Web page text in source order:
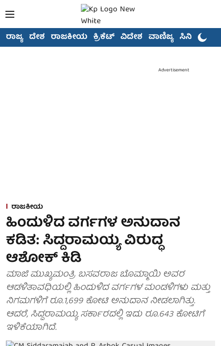
ರಾಜ್ಯ ದೇಶ ರಾಜಕೀಯ ಕ್ರಿಕೆಟ್ ವಿದೇಶ ವಾಣಿಜ್ಯ ಸಿನಿಮಾ
Advertisement
ರಾಜಕೀಯ
ಹಿಂದುಳಿದ ವರ್ಗಗಳ ಅನುದಾನ
ಕಡಿತ: ಸಿದ್ದರಾಮಯ್ಯ ವಿರುದ್ಧ
ಆಶೋಕ್ ಕಿಡಿ
ಮಾಜಿ ಮುಖ್ಯಮಂತ್ರಿ ಬಸವರಾಜ ಬೊಮ್ಮಾಯಿ ಅವರ
ಆಡಳಿತಾವಧಿಯಲ್ಲಿ ಹಿಂದುಳಿದ ವರ್ಗಗಳ ಮಂಡಳಿಗಳು ಮತ್ತು
ನಿಗಮಗಳಿಗೆ ರೂ.1,699 ಕೋಟಿ ಅನುದಾನ ನೀಡಲಾಗಿತ್ತು.
ಆದರೆ, ಸಿದ್ದರಾಮಯ್ಯ ಸರ್ಕಾರದಲ್ಲಿ ಇದು ರೂ.643 ಕೋಟಿಗೆ
ಇಳಿಕೆಯಾಗಿದೆ.